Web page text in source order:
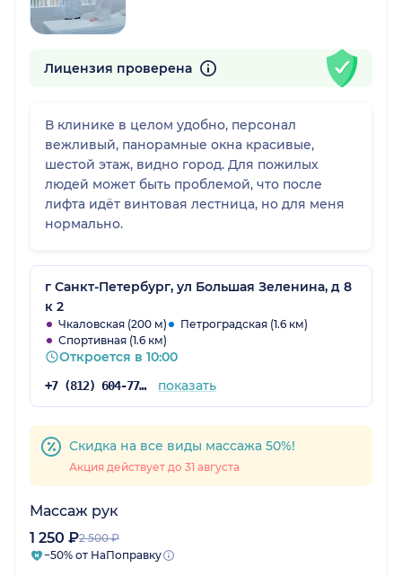
Лицензия проверена
В клинике в целом удобно, персонал
вежливый, панорамные окна красивые,
шестой этаж, видно город. Для пожилых
людей может быть проблемой, что после
лифта идёт винтовая лестница, но для меня
нормально.
г Санкт-Петербург, ул Большая Зеленина, д 8
к 2
Чкаловская (200 м)
Петроградская (1.6 км)
Спортивная (1.6 км)
Откроется в 10:00
+7 (812) 604-77-48 показать
Скидка на все виды массажа 50%!
Акция действует до 31 августа
Массаж рук
1 250 ₽2 500 ₽
−50% от НаПоправку